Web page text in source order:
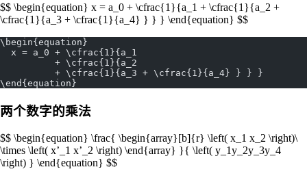
$$ \begin{equation} x = a_0 + \cfrac{1}{a_1 + \cfrac{1}{a_2 +
\cfrac{1}{a_3 + \cfrac{1}{a_4} } } } \end{equation} $$
\begin{equation}
  x = a_0 + \cfrac{1}{a_1
          + \cfrac{1}{a_2
          + \cfrac{1}{a_3 + \cfrac{1}{a_4} } } }
\end{equation}
两个数字的乘法
$$ \begin{equation} \frac{ \begin{array}[b]{r} \left( x_1 x_2 \right)\
\times \left( x’_1 x’_2 \right) \end{array} }{ \left( y_1y_2y_3y_4
\right) } \end{equation} $$